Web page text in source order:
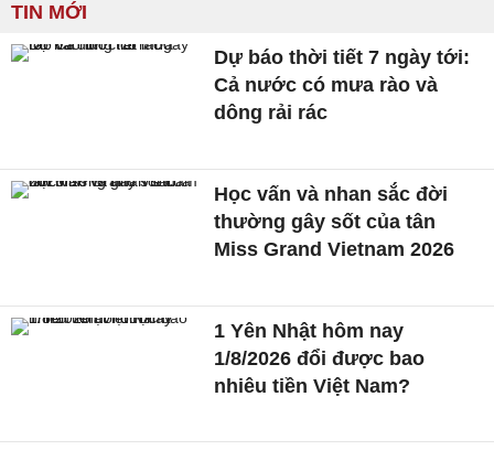
TIN MỚI
Dự báo thời tiết 7 ngày tới:
Cả nước có mưa rào và
dông rải rác
Học vấn và nhan sắc đời
thường gây sốt của tân
Miss Grand Vietnam 2026
1 Yên Nhật hôm nay
1/8/2026 đổi được bao
nhiêu tiền Việt Nam?